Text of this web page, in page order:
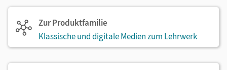
Zur Produktfamilie
Klassische und digitale Medien zum Lehrwerk